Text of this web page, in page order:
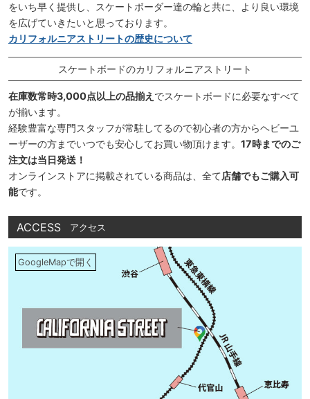
をいち早く提供し、スケートボーダー達の輪と共に、より良い環境
を広げていきたいと思っております。
カリフォルニアストリートの歴史について
スケートボードのカリフォルニアストリート
在庫数常時3,000点以上の品揃え でスケートボードに必要なすべて
が揃います。
経験豊富な専門スタッフが常駐してるので初心者の方からヘビーユ
ーザーの方までいつでも安心してお買い物頂けます。 17時までのご
注文は当日発送！
オンラインストアに掲載されている商品は、全て店舗でもご購入可
能です。
ACCESS アクセス
GoogleMapで開く